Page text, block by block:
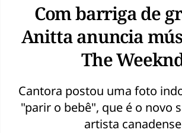
Com barriga de
Anitta anuncia
The
Cantora postou uma foto
"parir o bebê", que é o novo
artista canadense